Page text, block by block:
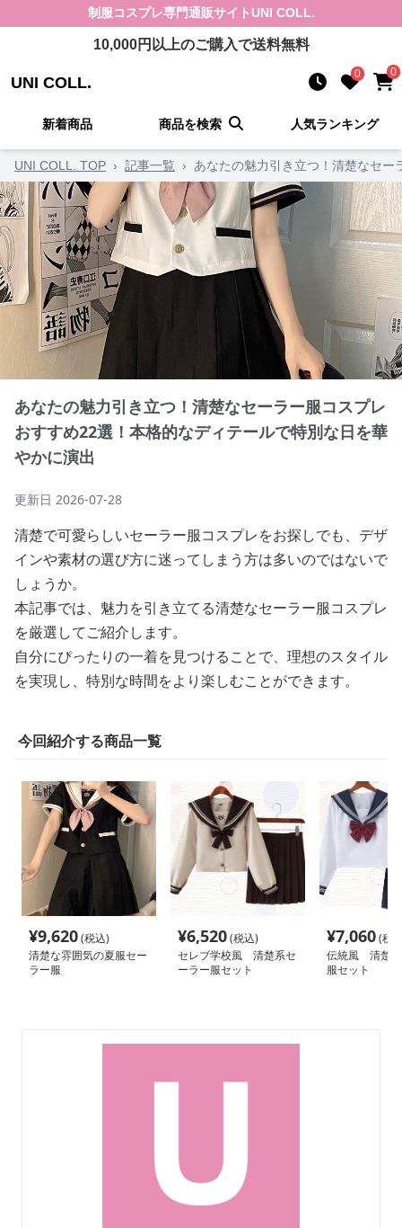
制服コスプレ専門通販サイト UNI COLL.
10,000円以上のご購入で送料無料
UNI COLL. 0 0
新着商品 商品を検索 人気ランキング
UNI COLL. TOP › 記事一覧 › あなたの魅力引き立つ！清楚なセ
あなたの魅力引き立つ！清楚なセーラー服コスプレ
おすすめ22選！本格的なディテールで特別な日を華
やかに演出
更新日 2026-07-28
清楚で可愛らしいセーラー服コスプレをお探しでも、デザ
インや素材の選び方に迷ってしまう方は多いのではないで
しょうか。
本記事では、魅力を引き立てる清楚なセーラー服コスプレ
を厳選してご紹介します。
自分にぴったりの一着を見つけることで、理想のスタイル
を実現し、特別な時間をより楽しむことができます。
今回紹介する商品一覧
¥9,620(税込)
清楚な雰囲気の夏服セー
ラー服
¥6,520(税込)
セレブ学校風 清楚系セ
ーラー服セット
¥7,060(税
伝統風 清楚
服セット